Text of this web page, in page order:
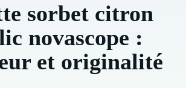
sorbet citron
novascope :
et originalité